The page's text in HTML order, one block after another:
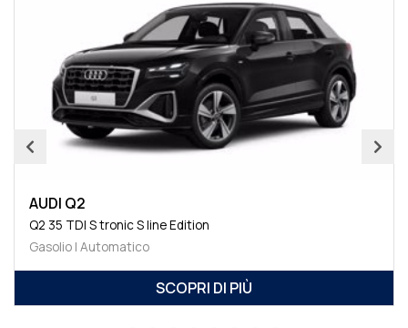
AUDI Q2
Q2 35 TDI S tronic S line Edition
Gasolio | Automatico
SCOPRI DI PIÙ